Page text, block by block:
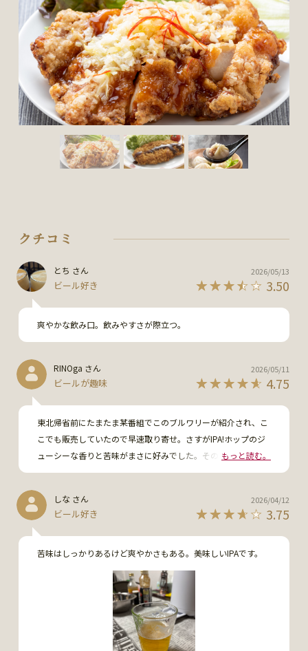
クチコミ
とち さん
ビール好き 3.50
2026/05/13
爽やかな飲み口。飲みやすさが際立つ。
RINOga さん
ビールが趣味 4.75
2026/05/11
東北帰省前にたまたま某番組でこのブルワリーが紹介され、こ
こでも販売していたので早速取り寄せ。さすがIPA!ホップのジ
ューシーな香りと苦味がまさに好みでした。その後帰省時に石
巻に立ち寄って名物たこ飯を食べ、石巻ブルワリーも立ち寄ろ
辺を回ってもたどり着けませんでしたが、取り寄せビールは美
味しく満足です♪
もっと読む。
しな さん
ビール好き 3.75
2026/04/12
苦味はしっかりあるけど爽やかさもある。美味しいIPAです。